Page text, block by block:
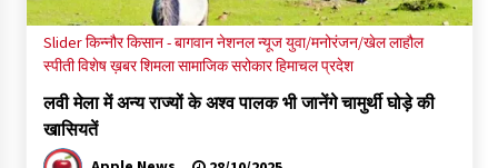
Sliderकिन्नौरकिसान - बागवाननेशनल न्यूजयुवा/मनोरंजन/खेललाहौल
स्पीतीविशेष ख़बरशिमलासामाजिक सरोकारहिमाचल प्रदेश
लवी मेला में अन्य राज्यों के अश्व पालक भी जानेंगे चामुर्थी घोड़े की
खासियतें